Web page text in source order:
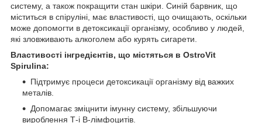
систему, а також покращити стан шкіри. Синій барвник, що
міститься в спіруліні, має властивості, що очищають, оскільки
може допомогти в детоксикації організму, особливо у людей,
які зловживають алкоголем або курять сигарети.
Властивості інгредієнтів, що містяться в OstroVit
Spirulina:
Підтримує процеси детоксикації організму від важких
металів.
Допомагає зміцнити імунну систему, збільшуючи
вироблення Т-і В-лімфоцитів.